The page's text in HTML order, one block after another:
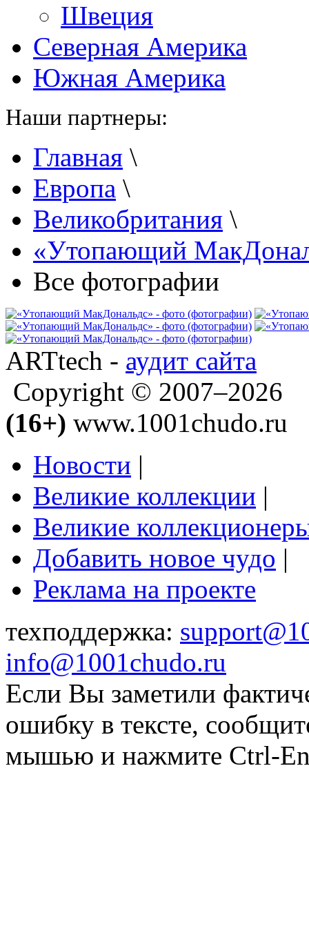
Швеция
Северная Америка
Южная Америка
Наши партнеры:
Главная \
Европа \
Великобритания \
«Утопающий
Все фотографии
ARTtech - аудит сайта
Copyright © 2007–2026
(16+) www.1001chudo.ru
Новости |
Великие коллекции |
Великие
Добавить новое чудо |
Реклама на проекте
техподдержка:
info@1001chudo.ru
Если Вы заметили
ошибку в тексте,
мышью и нажмите Ctrl-